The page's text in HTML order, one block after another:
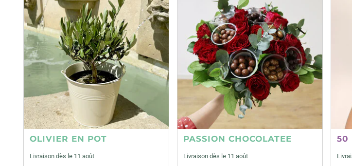
OLIVIER EN POT
Livraison dès le 11 août
PASSION CHOCOLATEE
Livraison dès le 11 août
50